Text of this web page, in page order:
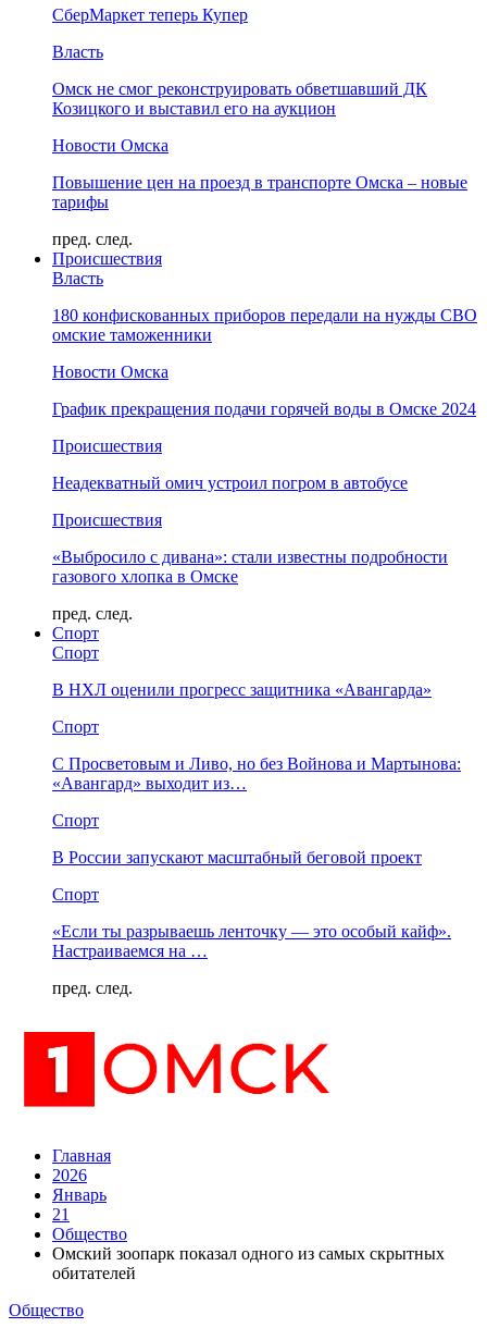
СберМаркет теперь Купер
Власть
Омск не смог реконструировать обветшавший ДК
Козицкого и выставил его на аукцион
Новости Омска
Повышение цен на проезд в транспорте Омска – новые
тарифы
пред. след.
Происшествия
Власть
180 конфискованных приборов передали на нужды СВО
омские таможенники
Новости Омска
График прекращения подачи горячей воды в Омске 2024
Происшествия
Неадекватный омич устроил погром в автобусе
Происшествия
«Выбросило с дивана»: стали известны подробности
газового хлопка в Омске
пред. след.
Спорт
Спорт
В НХЛ оценили прогресс защитника «Авангарда»
Спорт
С Просветовым и Ливо, но без Войнова и Мартынова:
«Авангард» выходит из…
Спорт
В России запускают масштабный беговой проект
Спорт
«Если ты разрываешь ленточку — это особый кайф».
Настраиваемся на …
пред. след.
Главная
2026
Январь
21
Общество
Омский зоопарк показал одного из самых скрытных
обитателей
Общество